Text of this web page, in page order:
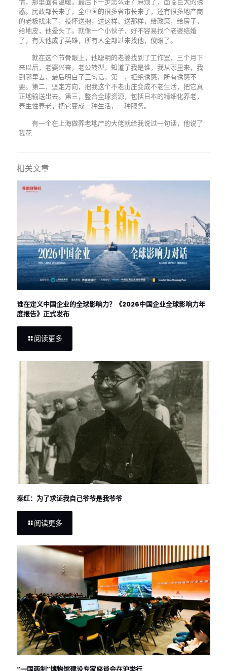
惑。民政部长来了，全中国的很多省市长来了，还有很多地产商
的老板找来了，投怀送抱，送这样、送那样，给政策，给房子，
给地皮，他晕头了。就像一个小伙子，好不容易找个老婆结婚
了，有天他成了英雄，所有人全部过来找他，傻眼了。
就在这个节骨眼上，他聪明的老婆找到了工作室，三个月下
来以后，老婆兴奋，老公转型，知道了我是谁，我从哪里来，我
到哪里去，最后明白了三句话，第一，拒绝诱惑，所有诱惑不
要。第二，坚定方向，把我这个不老山庄变成不老生活，把它真
正地输送出去。第三，整合全球资源，包括日本的精细化养老，
养生性养老，把它变成一种生活，一种服务。
有一个在上海做养老地产的大佬就给我说过一句话，他说了
我花
相关文章
谁在定义中国企业的全球影响力？《2026中国企业全球影响力年
度报告》正式发布
阅读更多
秦红：为了求证我自己爷爷是我爷爷
阅读更多